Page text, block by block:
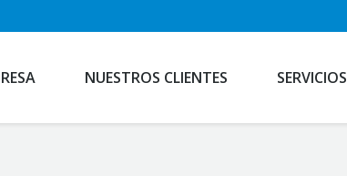
NUESTROS CLIENTES SERVICIOS